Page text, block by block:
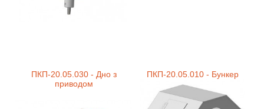
ПКП-20.05.030 - Дно з
приводом
ПКП-20.05.010 - Бункер